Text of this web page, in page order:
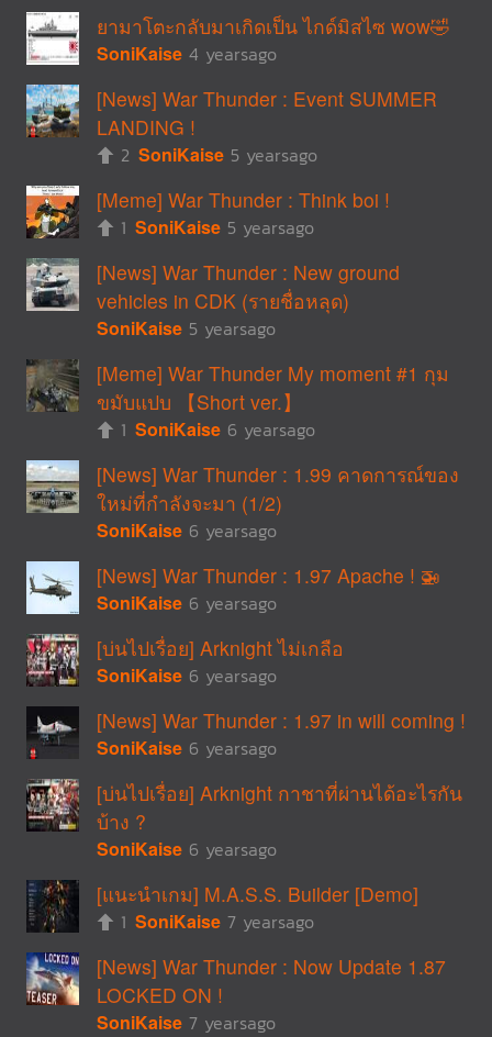
ยามาโตะกลับมาเกิดเป็น ไกด์มิสไซ wow🤣
SoniKaise 4 yearsago
[News] War Thunder : Event SUMMER
LANDING !
2 SoniKaise 5 yearsago
[Meme] War Thunder : Think boi !
1 SoniKaise 5 yearsago
[News] War Thunder : New ground
vehicles in CDK (รายชื่อหลุด)
SoniKaise 5 yearsago
[Meme] War Thunder My moment #1 กุม
ขมับแปบ 【Short ver.】
1 SoniKaise 6 yearsago
[News] War Thunder : 1.99 คาดการณ์ของ
ใหม่ที่กำลังจะมา (1/2)
SoniKaise 6 yearsago
[News] War Thunder : 1.97 Apache ! 🚁
SoniKaise 6 yearsago
[บ่นไปเรื่อย] Arknight ไม่เกลือ
SoniKaise 6 yearsago
[News] War Thunder : 1.97 in will coming !
SoniKaise 6 yearsago
[บ่นไปเรื่อย] Arknight กาชาที่ผ่านได้อะไรกัน
บ้าง ?
SoniKaise 6 yearsago
[แนะนำเกม] M.A.S.S. Builder [Demo]
1 SoniKaise 7 yearsago
[News] War Thunder : Now Update 1.87
LOCKED ON !
SoniKaise 7 yearsago